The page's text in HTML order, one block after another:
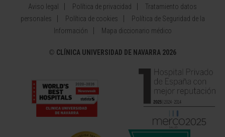
Aviso legal Política de privacidad
Tratamiento datos
personales
Política de cookies
Política de Seguridad de la
Información
Mapa diccionario médico
© CLÍNICA UNIVERSIDAD DE NAVARRA 2026